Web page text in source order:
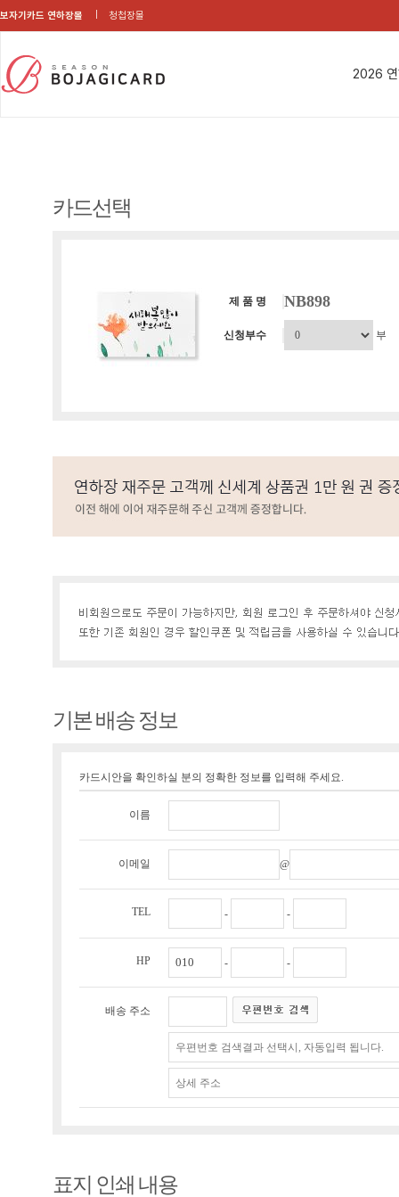
보자기카드 연하장몰 청첩장몰
2026
카드선택
제 품 명 NB898
신청부수 부
기본 배송 정보
카드시안을 확인하실 분의 정확한 정보를 입력해 주세요.
이름
이메일 @
TEL - -
HP - -
배송 주소
표지 인쇄 내용